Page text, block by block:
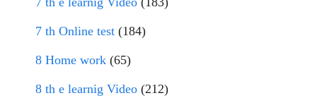
7 th Online test (184)
8 Home work (65)
8 th e learnig Video (212)